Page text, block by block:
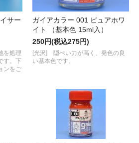
サー
を処理
す。下
ンをご
ガイアカラー 001 ピュアホワ
イト （基本色 15ml入）
250円(税込275円)
[光沢] 隠ぺい力が高く、発色の良
い基本色です。